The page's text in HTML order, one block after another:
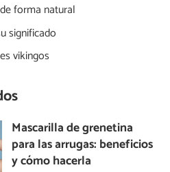
forma natural
significado
vikingos
Mascarilla de grenetina
para las arrugas: beneficios
y cómo hacerla